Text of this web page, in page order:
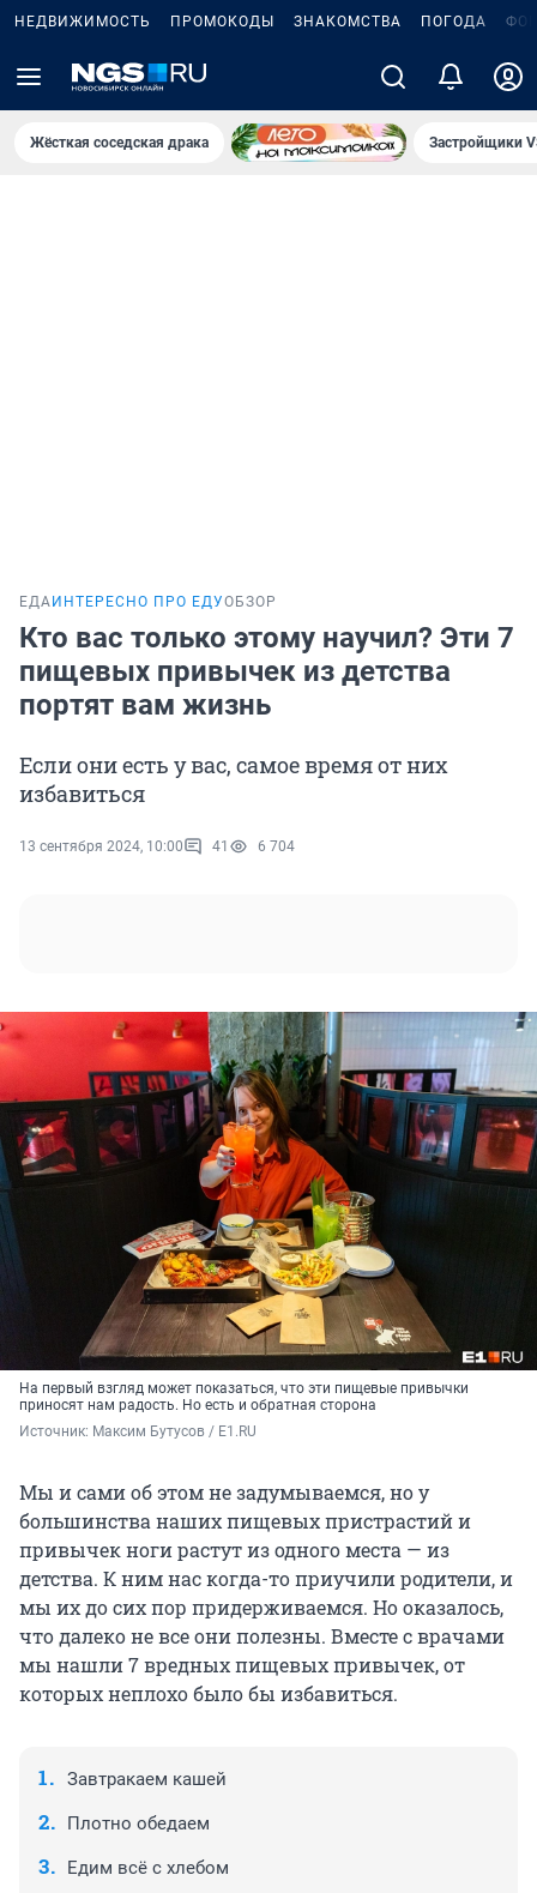
НЕДВИЖИМОСТЬ ПРОМОКОДЫ ЗНАКОМСТВА ПОГОДА
Жёсткая соседская драка Застройщики
ЕДА ИНТЕРЕСНО ПРО ЕДУОБЗОР
Кто вас только этому научил? Эти 7
пищевых привычек из детства
портят вам жизнь
Если они есть у вас, самое время от них
избавиться
13 сентября 2024, 10:00 41 6 704
На первый взгляд может показаться, что эти пищевые привычки
приносят нам радость. Но есть и обратная сторона
Источник: Максим Бутусов / E1.RU
Мы и сами об этом не задумываемся, но у
большинства наших пищевых пристрастий и
привычек ноги растут из одного места — из
детства. К ним нас когда-то приучили родители, и
мы их до сих пор придерживаемся. Но оказалось,
что далеко не все они полезны. Вместе с врачами
мы нашли 7 вредных пищевых привычек, от
которых неплохо было бы избавиться.
Завтракаем кашей
Плотно обедаем
Едим всё с хлебом